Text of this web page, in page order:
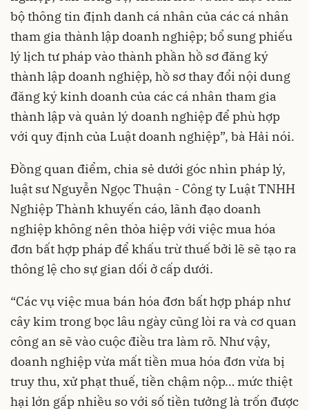
bộ thông tin định danh cá nhân của các cá nhân
tham gia thành lập doanh nghiệp; bổ sung phiếu
lý lịch tư pháp vào thành phần hồ sơ đăng ký
thành lập doanh nghiệp, hồ sơ thay đổi nội dung
đăng ký kinh doanh của các cá nhân tham gia
thành lập và quản lý doanh nghiệp để phù hợp
với quy định của Luật doanh nghiệp”, bà Hải nói.
Đồng quan điểm, chia sẻ dưới góc nhìn pháp lý,
luật sư Nguyễn Ngọc Thuận - Công ty Luật TNHH
Nghiệp Thành khuyến cáo, lãnh đạo doanh
nghiệp không nên thỏa hiệp với việc mua hóa
đơn bất hợp pháp để khấu trừ thuế bởi lẽ sẽ tạo ra
thông lệ cho sự gian dối ở cấp dưới.
“Các vụ việc mua bán hóa đơn bất hợp pháp như
cây kim trong bọc lâu ngày cũng lòi ra và cơ quan
công an sẽ vào cuộc điều tra làm rõ. Như vậy,
doanh nghiệp vừa mất tiền mua hóa đơn vừa bị
truy thu, xử phạt thuế, tiền chậm nộp… mức thiệt
hại lớn gấp nhiều so với số tiền tưởng là trốn được